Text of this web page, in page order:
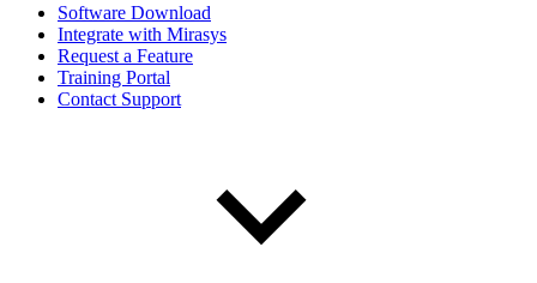
Software Download
Integrate with Mirasys
Request a Feature
Training Portal
Contact Support